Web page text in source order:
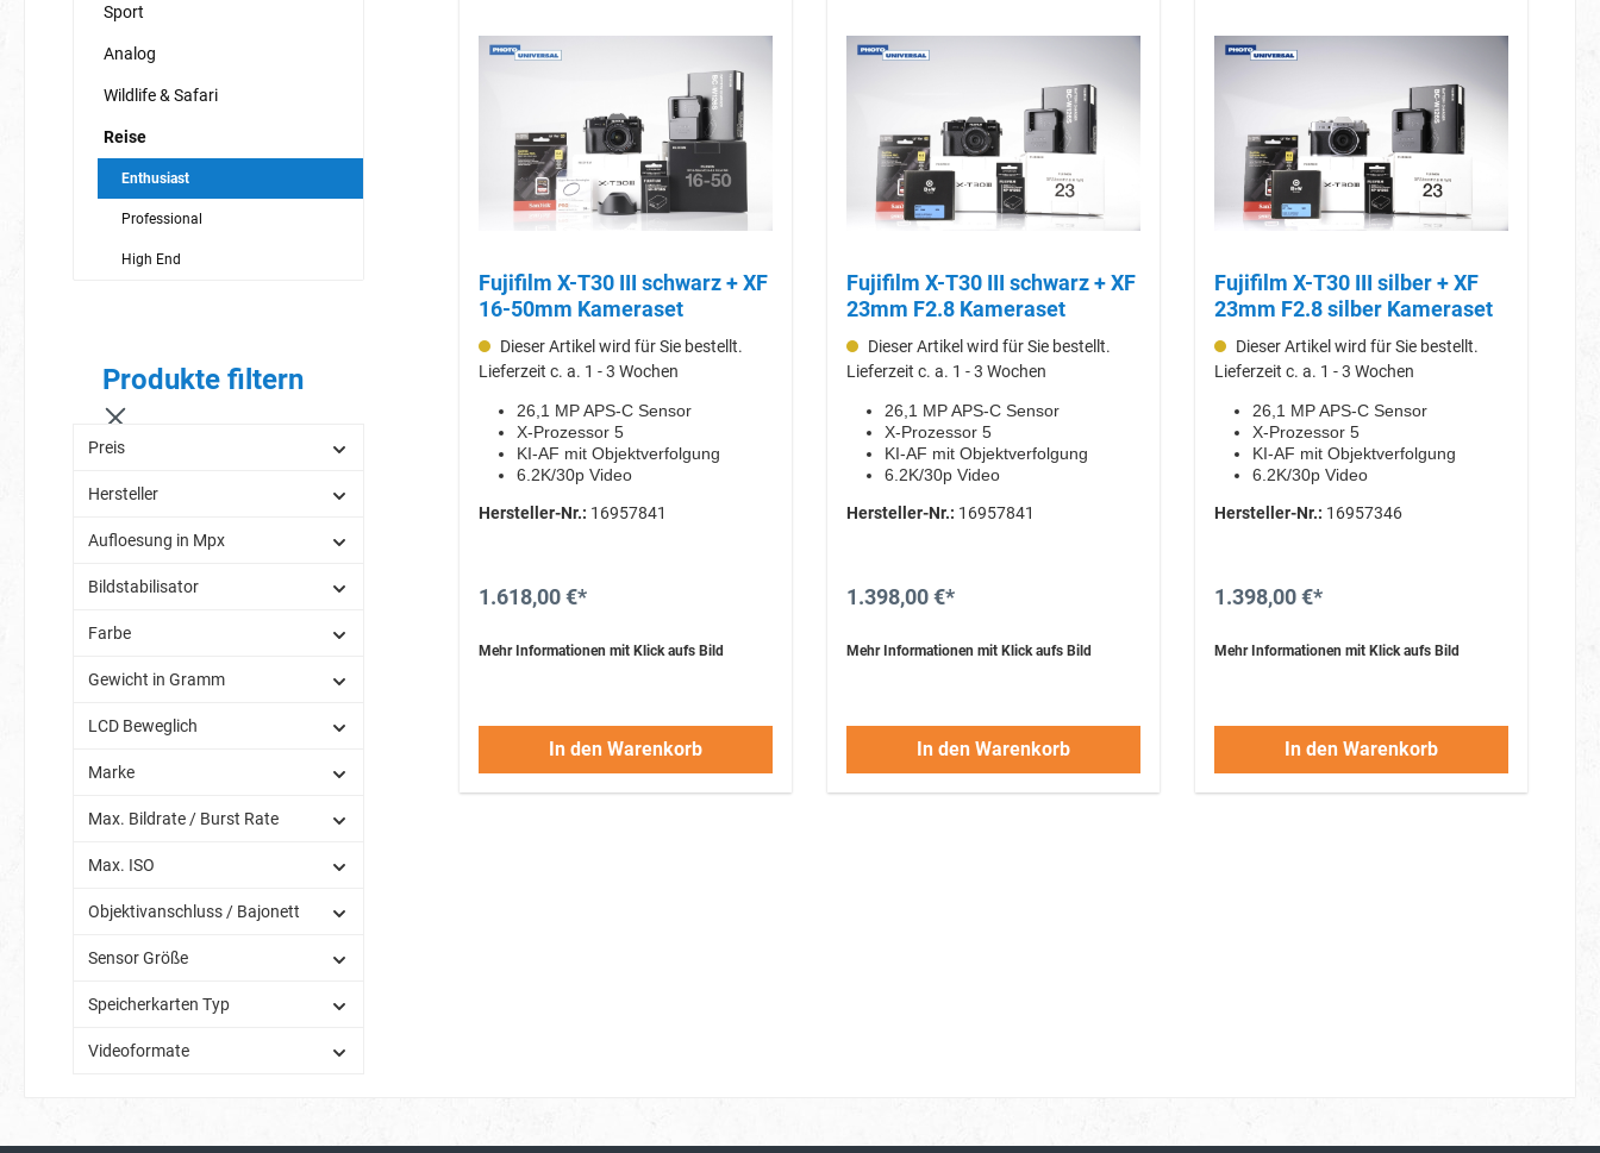
Sport
Analog
Wildlife & Safari
Reise
Enthusiast
Professional
High End
Produkte filtern
Preis
Hersteller
Aufloesung in Mpx
Bildstabilisator
Farbe
Gewicht in Gramm
LCD Beweglich
Marke
Max. Bildrate / Burst Rate
Max. ISO
Objektivanschluss / Bajonett
Sensor Größe
Speicherkarten Typ
Videoformate
Fujifilm X-T30 III schwarz + XF
16-50mm Kameraset
Dieser Artikel wird für Sie bestellt.
Lieferzeit c. a. 1 - 3 Wochen
26,1 MP APS-C Sensor
X-Prozessor 5
KI-AF mit Objektverfolgung
6.2K/30p Video
Hersteller-Nr.: 16957841
1.618,00 €*
Mehr Informationen mit Klick aufs Bild
In den Warenkorb
Fujifilm X-T30 III schwarz + XF
23mm F2.8 Kameraset
Dieser Artikel wird für Sie bestellt.
Lieferzeit c. a. 1 - 3 Wochen
26,1 MP APS-C Sensor
X-Prozessor 5
KI-AF mit Objektverfolgung
6.2K/30p Video
Hersteller-Nr.: 16957841
1.398,00 €*
Mehr Informationen mit Klick aufs Bild
In den Warenkorb
Fujifilm X-T30 III silber + XF
23mm F2.8 silber Kameraset
Dieser Artikel wird für Sie bestellt.
Lieferzeit c. a. 1 - 3 Wochen
26,1 MP APS-C Sensor
X-Prozessor 5
KI-AF mit Objektverfolgung
6.2K/30p Video
Hersteller-Nr.: 16957346
1.398,00 €*
Mehr Informationen mit Klick aufs Bild
In den Warenkorb